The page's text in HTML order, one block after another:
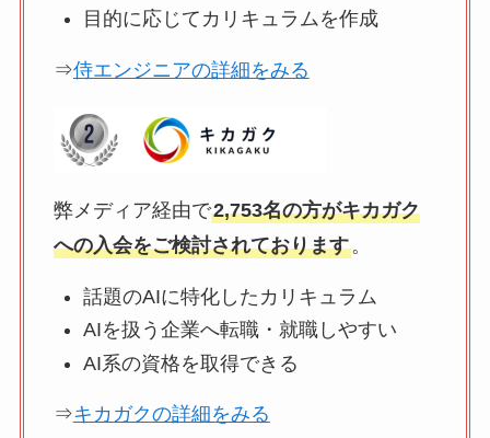
目的に応じてカリキュラムを作成
⇒侍エンジニアの詳細をみる
弊メディア経由で2,753名の方がキカガク
への入会をご検討されております。
話題のAIに特化したカリキュラム
AIを扱う企業へ転職・就職しやすい
AI系の資格を取得できる
⇒キカガクの詳細をみる